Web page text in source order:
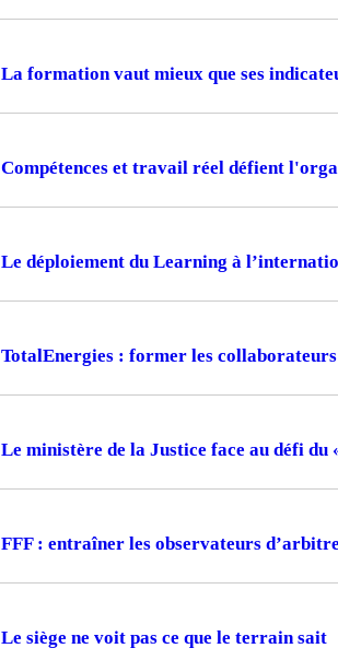
La formation vaut mieux que ses
Compétences et travail réel défient
Le déploiement du Learning à
TotalEnergies : former les
Le ministère de la Justice face au défi
FFF : entraîner les observateurs
Le siège ne voit pas ce que le terrain sait